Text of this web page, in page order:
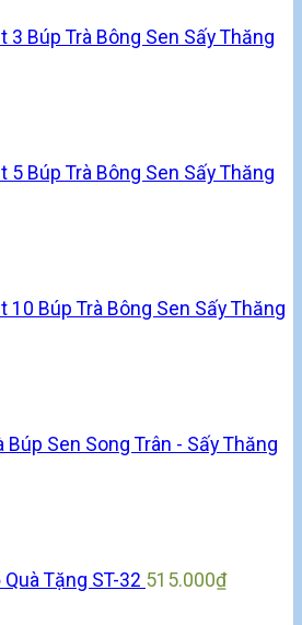
3 Búp Trà Bông Sen Sấy Thăng
5 Búp Trà Bông Sen Sấy Thăng
10 Búp Trà Bông Sen Sấy Thăng
Búp Sen Song Trân - Sấy Thăng
Quà Tặng ST-32 515.000₫